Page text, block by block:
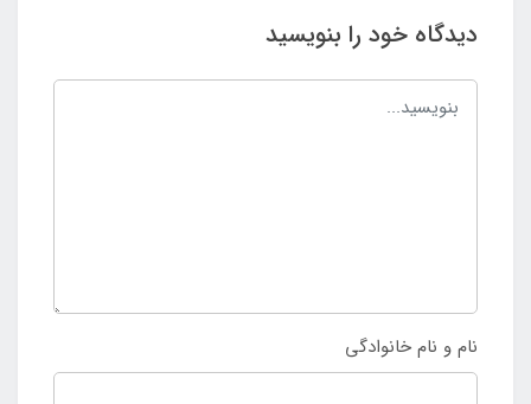
دیدگاه خود را بنویسید
نام و نام خانوادگی